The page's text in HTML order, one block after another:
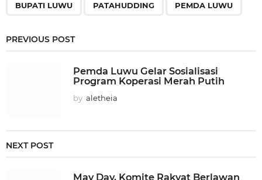
BUPATI LUWU PATAHUDDING PEMDA LUWU
PREVIOUS POST
Pemda Luwu Gelar Sosialisasi
Program Koperasi Merah Putih
by aletheia
NEXT POST
May Day, Komite Rakyat Berlawan